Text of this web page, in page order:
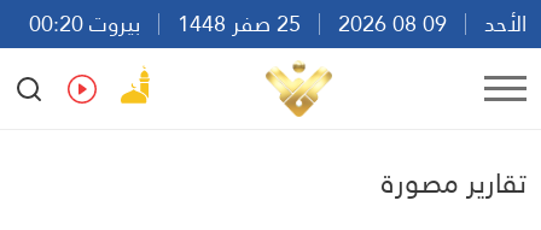
الأحد
بيروت 00:20
Ar
En Fr Es
تقارير مصورة